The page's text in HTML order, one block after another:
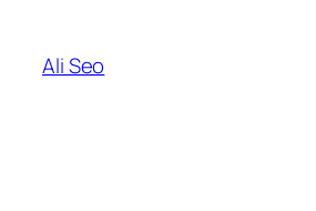
content
Ali Seo